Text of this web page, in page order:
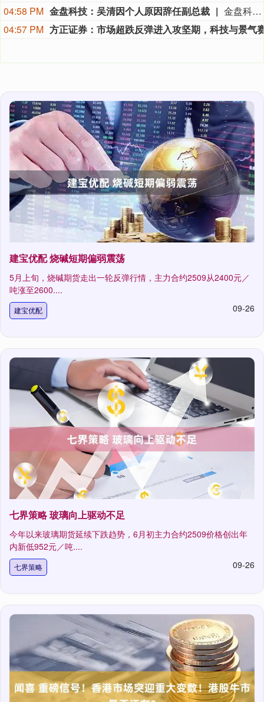
04:58 PM 金盘科技：吴清因个人原因辞任副总裁
金盘科技8月9日公告，公司董事会于2026年8月7日收到副总裁吴清的辞职报告，吴清因个人原因申请辞去公司副总裁职务，辞职报告自送达公司董事会之日起生效，吴清仍在公司担任其他职务。
04:57 PM
建宝优配 烧碱短期偏弱震荡
5月上旬，烧碱期货走出一轮反弹行情，主力合约2509从2400元／
吨涨至2600....
建宝优配 09-26
七界策略 玻璃向上驱动不足
今年以来玻璃期货延续下跌趋势，6月初主力合约2509价格创出年
内新低952元／吨....
七界策略 09-26